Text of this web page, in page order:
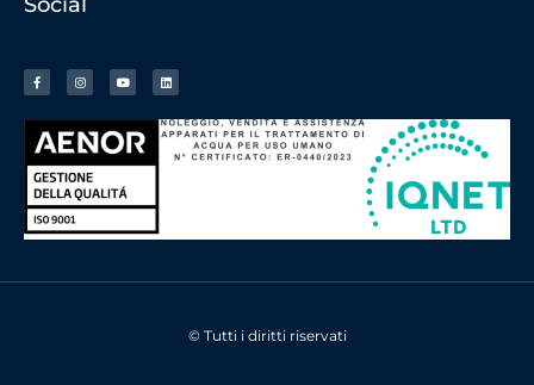
© Tutti i diritti riservati